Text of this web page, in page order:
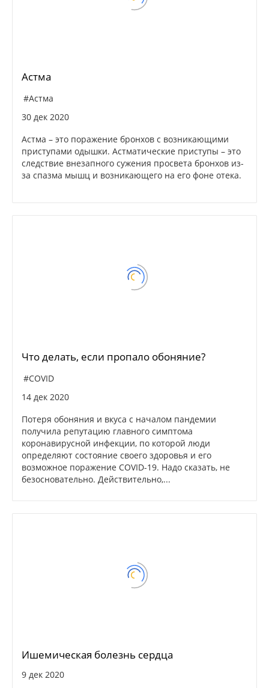
Астма
#Астма
30 дек 2020
Астма – это поражение бронхов с возникающими
приступами одышки. Астматические приступы – это
следствие внезапного сужения просвета бронхов из-
за спазма мышц и возникающего на его фоне отека.
Что делать, если пропало обоняние?
#COVID
14 дек 2020
Потеря обоняния и вкуса с началом пандемии
получила репутацию главного симптома
коронавирусной инфекции, по которой люди
определяют состояние своего здоровья и его
возможное поражение COVID-19. Надо сказать, не
безосновательно. Действительно,...
Ишемическая болезнь сердца
9 дек 2020